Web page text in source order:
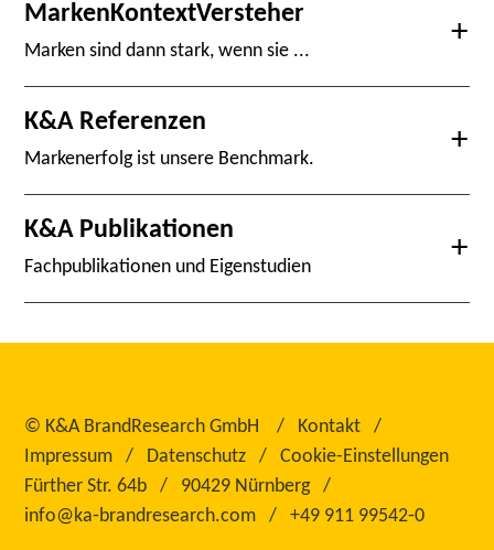
Marken­Kontext­Versteher
Marken sind dann stark, wenn sie ...
K&A Referenzen
Markenerfolg ist unsere Benchmark.
K&A Publikationen
Fachpublikationen und Eigenstudien
© K&A BrandResearch GmbH
Kontakt
Impressum
Datenschutz
Cookie-Einstellungen
Fürther Str. 64b
90429 Nürnberg
info@ka‑brandresearch.com
+49 911 99542‑0